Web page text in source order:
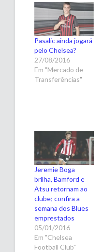
Pasalic ainda jogará
pelo Chelsea?
27/08/2016
Em "Mercado de
Transferências"
Jeremie Boga
brilha, Bamford e
Atsu retornam ao
clube; confira a
semana dos Blues
emprestados
05/01/2016
Em "Chelsea
Football Club"